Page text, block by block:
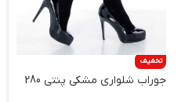
تخفیف
جوراب شلواری مشکی پنتی 280